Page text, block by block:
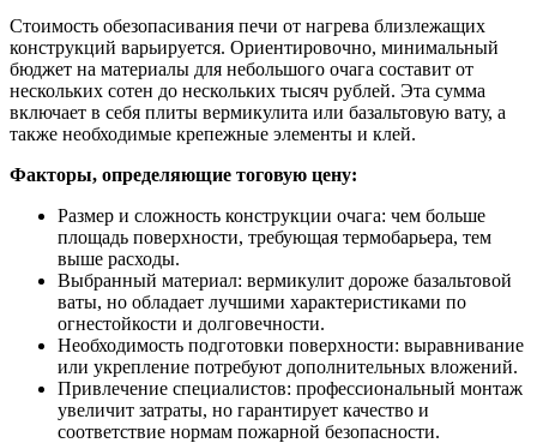
Стоимость обезопасивания печи от нагрева близлежащих
конструкций варьируется. Ориентировочно, минимальный
бюджет на материалы для небольшого очага составит от
нескольких сотен до нескольких тысяч рублей. Эта сумма
включает в себя плиты вермикулита или базальтовую вату, а
также необходимые крепежные элементы и клей.
Факторы, определяющие тоговую цену:
Размер и сложность конструкции очага: чем больше
площадь поверхности, требующая термобарьера, тем
выше расходы.
Выбранный материал: вермикулит дороже базальтовой
ваты, но обладает лучшими характеристиками по
огнестойкости и долговечности.
Необходимость подготовки поверхности: выравнивание
или укрепление потребуют дополнительных вложений.
Привлечение специалистов: профессиональный монтаж
увеличит затраты, но гарантирует качество и
соответствие нормам пожарной безопасности.